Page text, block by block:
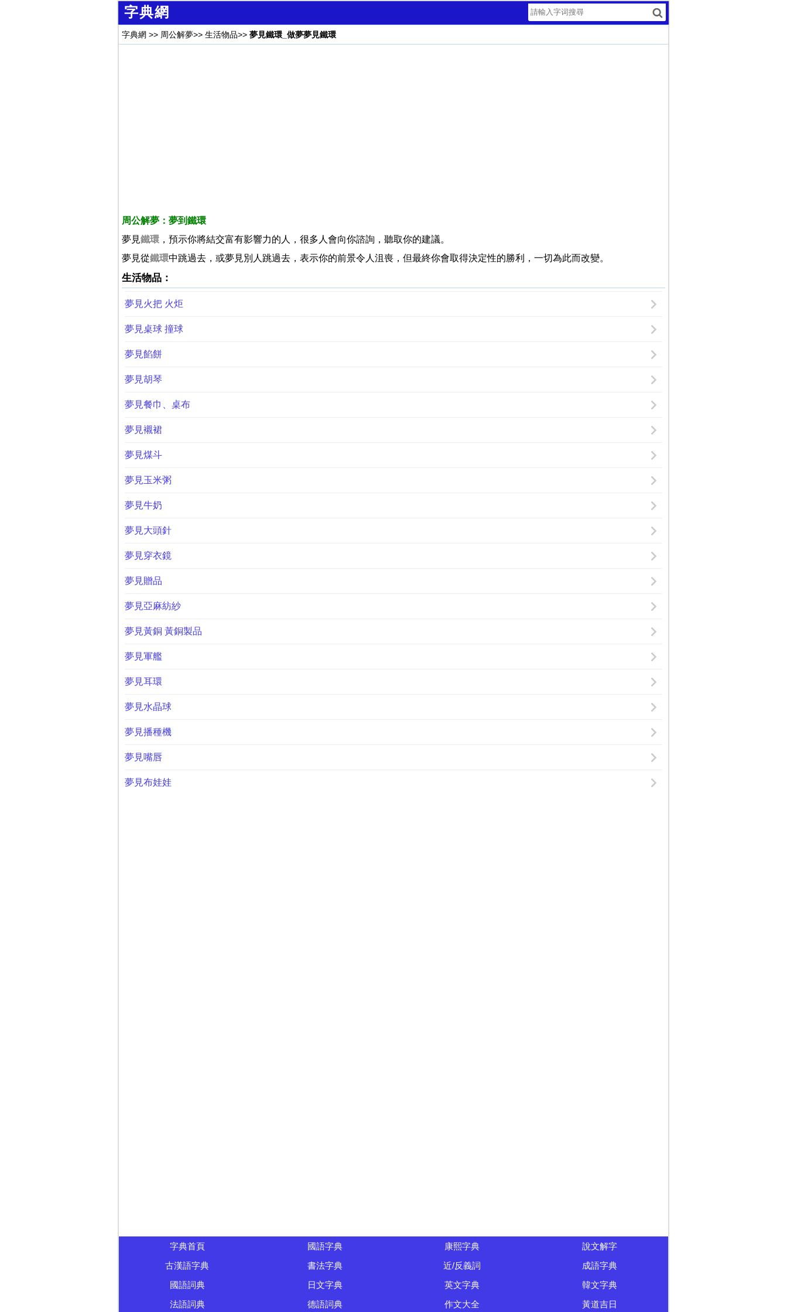
字典網
字典網 >> 周公解夢>> 生活物品>> 夢見鐵環_做夢夢見鐵環
周公解夢：夢到鐵環
夢見鐵環，預示你將結交富有影響力的人，很多人會向你諮詢，聽取你的建議。
夢見從鐵環中跳過去，或夢見別人跳過去，表示你的前景令人沮喪，但最終你會取得決定性的勝利，一切為此而改變。
生活物品：
夢見火把 火炬
夢見桌球 撞球
夢見餡餅
夢見胡琴
夢見餐巾、桌布
夢見襯裙
夢見煤斗
夢見玉米粥
夢見牛奶
夢見大頭針
夢見穿衣鏡
夢見贈品
夢見亞麻紡紗
夢見黃銅 黃銅製品
夢見軍艦
夢見耳環
夢見水晶球
夢見播種機
夢見嘴唇
夢見布娃娃
字典首頁 國語字典 康熙字典
說文解字
古漢語字典
書法字典 近/反義詞
成語字典
國語詞典
日文字典 英文字典
韓文字典
法語詞典
德語詞典 作文大全 黃道吉日